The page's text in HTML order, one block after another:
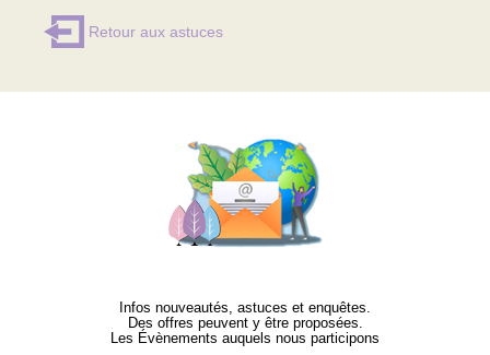
Retour aux astuces
Infos nouveautés, astuces et enquêtes.
Des offres peuvent y être proposées.
Les Évènements auquels nous participons